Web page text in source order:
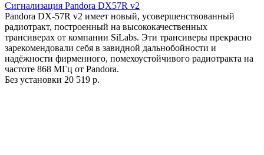
Сигнализация Pandora DX57R v2
Pandora DX-57R v2 имеет новый, усовершенствованный
радиотракт, построенный на высококачественных
трансиверах от компании SiLabs. Эти трансиверы прекрасно
зарекомендовали себя в завидной дальнобойности и
надёжности фирменного, помехоустойчивого радиотракта на
частоте 868 МГц от Pandora.
Без установки 20 519 р.